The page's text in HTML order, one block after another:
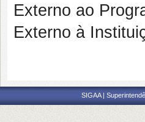
Externo ao
Externo à
SIGAA |